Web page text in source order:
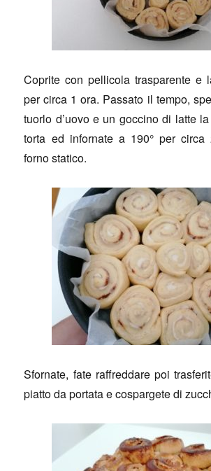
Coprite con pellicola trasparente e
per circa 1 ora. Passato il tempo,
tuorlo d’uovo e un goccino di latte
torta ed infornate a 190° per circa
forno statico.
Sfornate, fate raffreddare poi
piatto da portata e cospargete di